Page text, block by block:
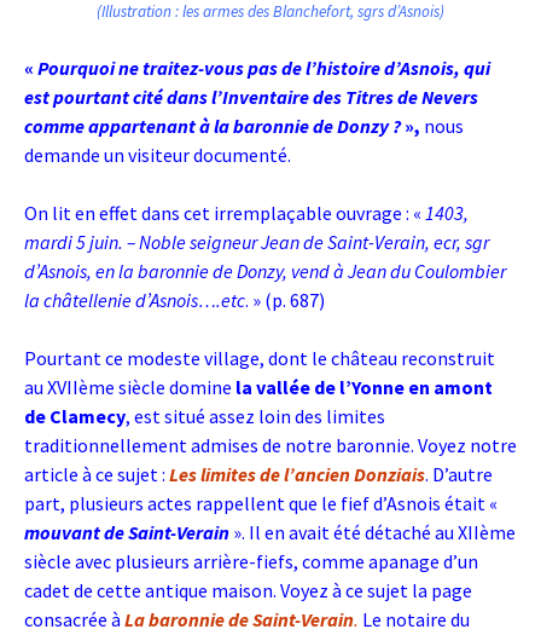
(Illustration : les armes des Blanchefort, sgrs d’Asnois)
« Pourquoi ne traitez-vous pas de l’histoire d’Asnois, qui
est pourtant cité dans l’Inventaire des Titres de Nevers
comme appartenant à la baronnie de Donzy ?», nous
demande un visiteur documenté.
On lit en effet dans cet irremplaçable ouvrage : « 1403,
mardi 5 juin. – Noble seigneur Jean de Saint-Verain, ecr, sgr
d’Asnois, en la baronnie de Donzy, vend à Jean du Coulombier
la châtellenie d’Asnois….etc. » (p. 687)
Pourtant ce modeste village, dont le château reconstruit
au XVIIème siècle domine la vallée de l’Yonne en amont
de Clamecy, est situé assez loin des limites
traditionnellement admises de notre baronnie. Voyez notre
article à ce sujet : Les limites de l’ancien Donziais. D’autre
part, plusieurs actes rappellent que le fief d’Asnois était «
mouvant de Saint-Verain ». Il en avait été détaché au XIIème
siècle avec plusieurs arrière-fiefs, comme apanage d’un
cadet de cette antique maison. Voyez à ce sujet la page
consacrée à La baronnie de Saint-Verain. Le notaire du